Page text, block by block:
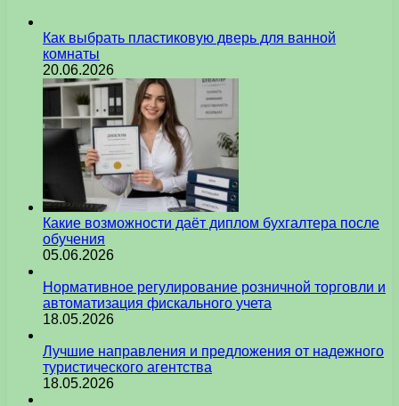
Как выбрать пластиковую дверь для ванной
комнаты
20.06.2026
Какие возможности даёт диплом бухгалтера после
обучения
05.06.2026
Нормативное регулирование розничной торговли и
автоматизация фискального учета
18.05.2026
Лучшие направления и предложения от надежного
туристического агентства
18.05.2026